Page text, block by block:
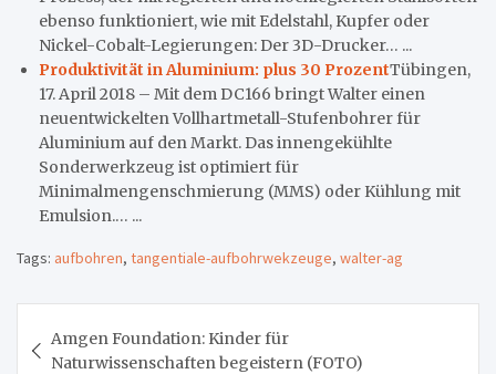
ebenso funktioniert, wie mit Edelstahl, Kupfer oder
Nickel-Cobalt-Legierungen: Der 3D-Drucker… ...
Produktivität in Aluminium: plus 30 ProzentTübingen,
17. April 2018 – Mit dem DC166 bringt Walter einen
neuentwickelten Vollhartmetall-Stufenbohrer für
Aluminium auf den Markt. Das innengekühlte
Sonderwerkzeug ist optimiert für
Minimalmengenschmierung (MMS) oder Kühlung mit
Emulsion.… ...
Tags: aufbohren, tangentiale-aufbohrwekzeuge, walter-ag
Amgen Foundation: Kinder für
Naturwissenschaften begeistern (FOTO)